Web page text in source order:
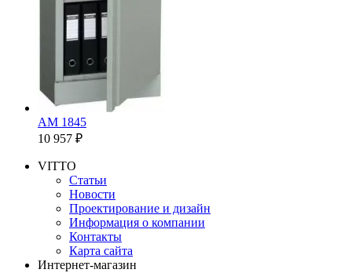
AM 1845
10 957 ₽
VITTO
Статьи
Новости
Проектирование и дизайн
Информация о компании
Контакты
Карта сайта
Интернет-магазин